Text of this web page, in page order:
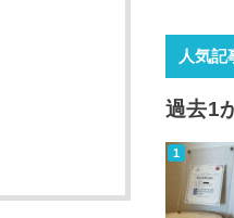
人気記
過去1